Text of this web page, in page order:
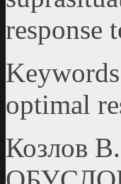
response
optimal
Козлов